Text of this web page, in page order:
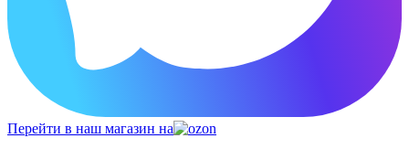
Перейти в наш магазин на